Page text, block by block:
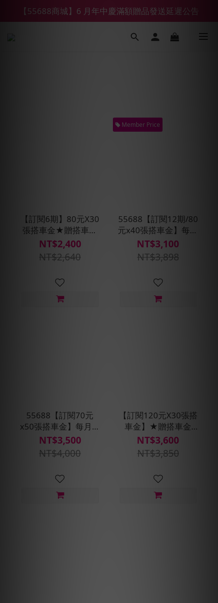
【鑽石熊/金熊新客首購限定】優惠搭車金
【55688商城】6 月年中慶滿額贈品發送延遲公告
【鑽石熊/金熊新客首購限定】優惠搭車金
【訂閱6期】80元X30
張搭車金★贈搭車金
240元(每30天自動扣
款)
NT$2,400
NT$2,640
Member Price
55688【訂閱12期/80
元x40張搭車金】每月
贈即享券400元+預約
派車X2次
NT$3,100
NT$3,898
55688【訂閱70元
x50張搭車金】每月贈
即享券500元(每30天
自動扣款)
NT$3,500
NT$4,000
【訂閱120元X30張搭
車金】★贈搭車金
250元(每30天自動扣
款)
NT$3,600
NT$3,850